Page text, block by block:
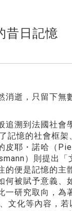
昔日記憶
消逝，只留下無
追溯到法國社會
記憶的社會框
皮耶・諾哈（
）則提出
便是記憶的主
被賦予意義、
研究取向，為
文化等內容，